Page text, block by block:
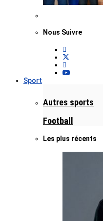
Nous Suivre
Sport
Autres sports
Football
Les plus récents